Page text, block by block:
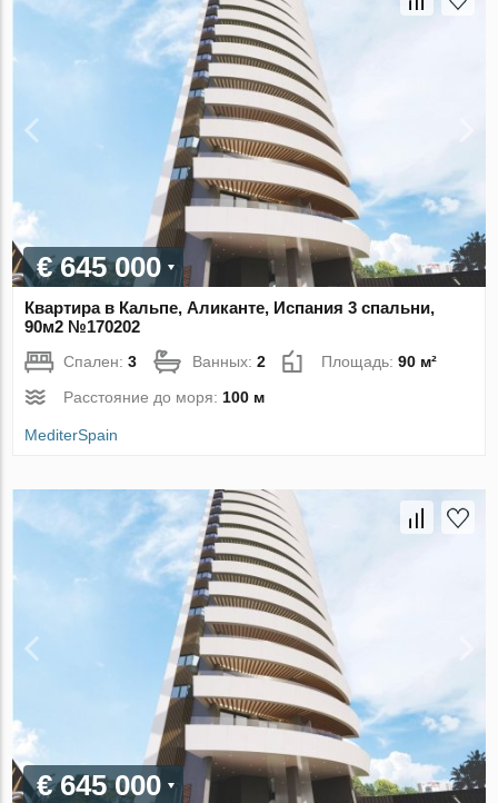
€ 645 000
Квартира в Кальпе, Аликанте, Испания 3 спальни,
90м2 №170202
Спален:3 Ванных:2 Площадь:90 м²
Расстояние до моря: 100 м
MediterSpain
€ 645 000